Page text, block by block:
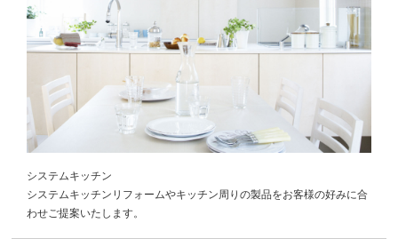
システムキッチン
システムキッチンリフォームやキッチン周りの製品をお客様の好みに合
わせご提案いたします。